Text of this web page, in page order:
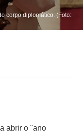
corpo diplomático. (Foto:
abrir o "ano